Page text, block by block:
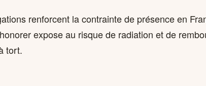
renforcent la contrainte de présence en
expose au risque de radiation et de
tort.